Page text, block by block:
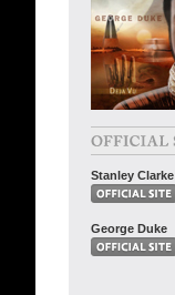
Stanley Clarke
George Duke